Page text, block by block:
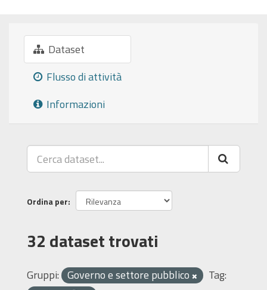
Dataset
Flusso di attività
Informazioni
Ordina per
32 dataset trovati
Gruppi: Governo e settore pubblico
Tag: